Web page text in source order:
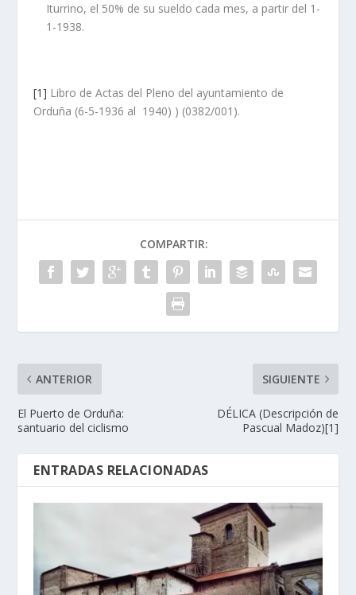
Iturrino, el 50% de su sueldo cada mes, a partir del 1-
1-1938.
[1] Libro de Actas del Pleno del ayuntamiento de
Orduña (6-5-1936 al 1940) ) (0382/001).
COMPARTIR:
ANTERIOR
El Puerto de Orduña:
santuario del ciclismo
SIGUIENTE
DÉLICA (Descripción de
Pascual Madoz)[1]
ENTRADAS RELACIONADAS